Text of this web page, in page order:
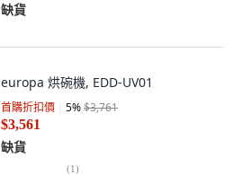
缺貨
europa 烘碗機, EDD-UV01
首購折扣價 5%$3,761
$3,561
缺貨
(1)